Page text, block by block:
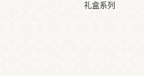
礼盒系列